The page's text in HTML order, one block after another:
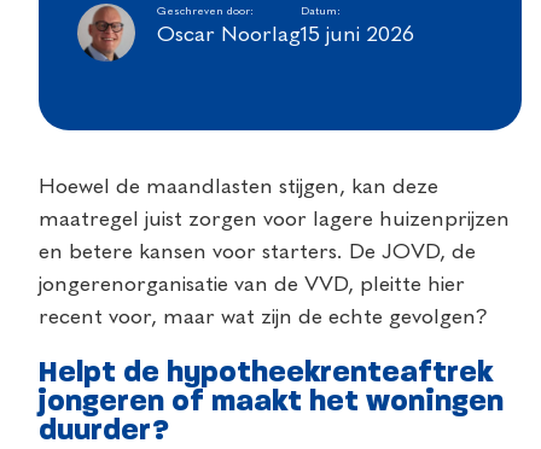
Geschreven door:
Oscar Noorlag
Datum:
15 juni 2026
Hoewel de maandlasten stijgen, kan deze
maatregel juist zorgen voor lagere huizenprijzen
en betere kansen voor starters. De JOVD, de
jongerenorganisatie van de VVD, pleitte hier
recent voor, maar wat zijn de echte gevolgen?
Helpt de hypotheekrenteaftrek
jongeren of maakt het woningen
duurder?